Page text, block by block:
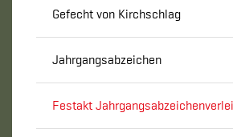
Gefecht von Kirchschlag
Jahrgangsabzeichen
Festakt